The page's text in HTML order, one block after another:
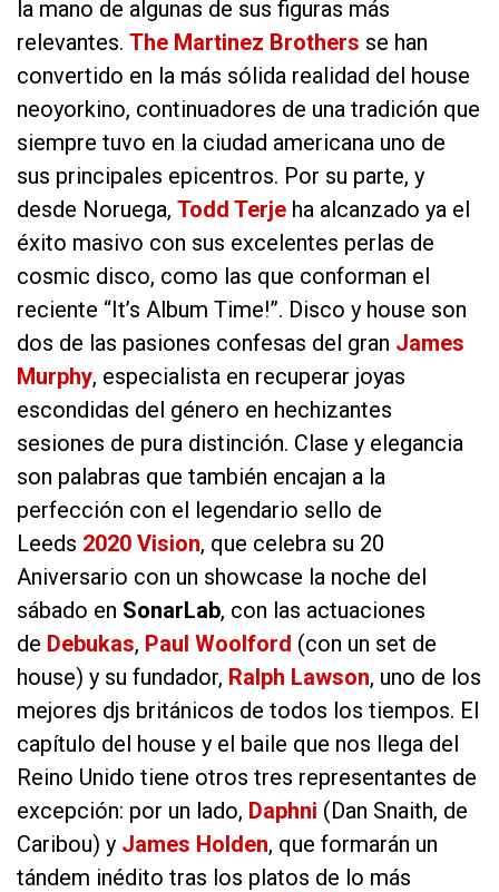
la mano de algunas de sus figuras más
relevantes. The Martinez Brothers se han
convertido en la más sólida realidad del house
neoyorkino, continuadores de una tradición que
siempre tuvo en la ciudad americana uno de
sus principales epicentros. Por su parte, y
desde Noruega, Todd Terje ha alcanzado ya el
éxito masivo con sus excelentes perlas de
cosmic disco, como las que conforman el
reciente “It’s Album Time!”. Disco y house son
dos de las pasiones confesas del gran James
Murphy, especialista en recuperar joyas
escondidas del género en hechizantes
sesiones de pura distinción. Clase y elegancia
son palabras que también encajan a la
perfección con el legendario sello de
Leeds 2020 Vision, que celebra su 20
Aniversario con un showcase la noche del
sábado en SonarLab, con las actuaciones
de Debukas, Paul Woolford (con un set de
house) y su fundador, Ralph Lawson, uno de los
mejores djs británicos de todos los tiempos. El
capítulo del house y el baile que nos llega del
Reino Unido tiene otros tres representantes de
excepción: por un lado, Daphni (Dan Snaith, de
Caribou) y James Holden, que formarán un
tándem inédito tras los platos de lo más